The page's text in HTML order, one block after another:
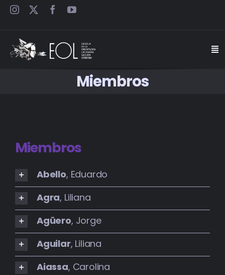
Saltar
RED EOL
Miembros
Miembros
Abello, Eduardo
Agra, Liliana
Agüero, Jorge
Aguilar, Liliana
Aiassa, Carolina